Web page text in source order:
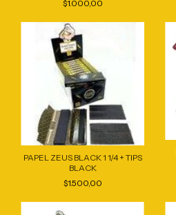
$1.000,00
PAPEL ZEUS BLACK 1 1/4 + TIPS
BLACK
$1.500,00